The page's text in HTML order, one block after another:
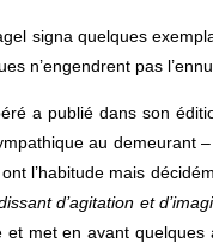
signa quelques
n’engendrent pas
a publié dans son
au demeurant
l’habitude mais
d’agitation et
et met en avant